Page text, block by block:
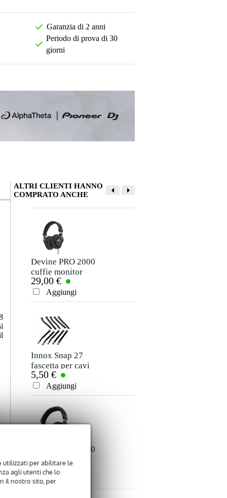
utilizzati per abilitare le
agli utenti che lo
il nostro sito, per
Garanzia di 2 anni
Periodo di prova di 30
giorni
La tua opinione
Soprannome
Valutazione
Inviare
Non ci sono ancora recensioni per questo prodotto.
ALTRI CLIENTI HANNO
COMPRATO ANCHE
Devine PRO 2000
cuffie monitor
29,00 €
Aggiungi
Innox Snap 27
fascetta per cavi
sottile e nera con
chiusure a strappo
(10 pezzi)
5,50 €
Aggiungi
Devine PRO 4000
cuffie over-ear
49,00 €
Aggiungi